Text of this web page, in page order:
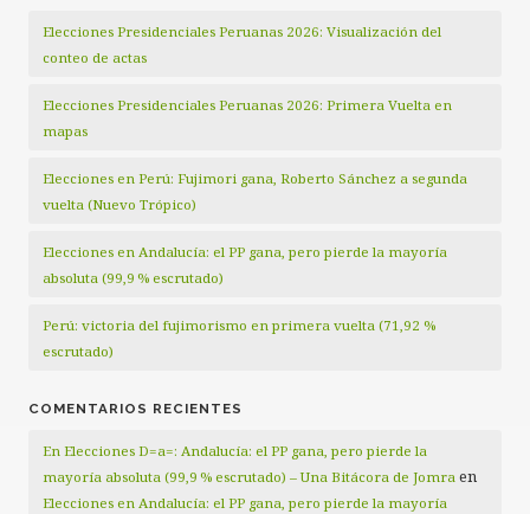
Elecciones Presidenciales Peruanas 2026: Visualización del
conteo de actas
Elecciones Presidenciales Peruanas 2026: Primera Vuelta en
mapas
Elecciones en Perú: Fujimori gana, Roberto Sánchez a segunda
vuelta (Nuevo Trópico)
Elecciones en Andalucía: el PP gana, pero pierde la mayoría
absoluta (99,9 % escrutado)
Perú: victoria del fujimorismo en primera vuelta (71,92 %
escrutado)
COMENTARIOS RECIENTES
En Elecciones D=a=: Andalucía: el PP gana, pero pierde la
mayoría absoluta (99,9 % escrutado) – Una Bitácora de Jomra en
Elecciones en Andalucía: el PP gana, pero pierde la mayoría